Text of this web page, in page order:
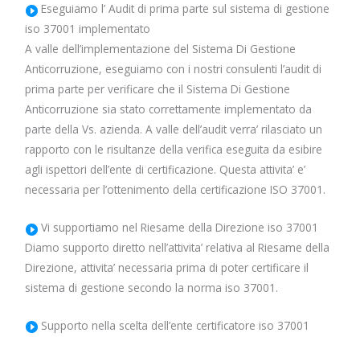
Eseguiamo l’ Audit di prima parte sul sistema di gestione
iso 37001 implementato
A valle dell’implementazione del Sistema Di Gestione
Anticorruzione, eseguiamo con i nostri consulenti l’audit di
prima parte per verificare che il Sistema Di Gestione
Anticorruzione sia stato correttamente implementato da
parte della Vs. azienda. A valle dell’audit verra’ rilasciato un
rapporto con le risultanze della verifica eseguita da esibire
agli ispettori dell’ente di certificazione. Questa attivita’ e’
necessaria per l’ottenimento della certificazione ISO 37001.
Vi supportiamo nel Riesame della Direzione iso 37001
Diamo supporto diretto nell’attivita’ relativa al Riesame della
Direzione, attivita’ necessaria prima di poter certificare il
sistema di gestione secondo la norma iso 37001.
Supporto nella scelta dell’ente certificatore iso 37001